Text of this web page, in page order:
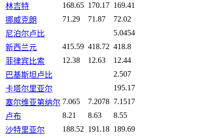
林吉特
168.65 170.17 169.41
挪威克朗
71.29 71.87
72.02
尼泊尔卢比
5.0454
新西兰元
415.59 418.72 418.8
菲律宾比索
12.38 12.63
12.44
巴基斯坦卢比
2.507
卡塔尔里亚尔
195.17
塞尔维亚第纳尔 7.065 7.2078 7.1517
卢布
8.21 8.63
8.55
沙特里亚尔
188.52 191.18 189.69